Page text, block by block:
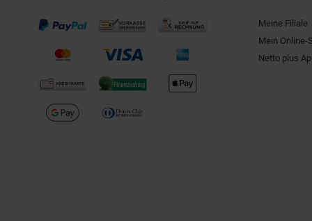
Meine Filiale
Mein Online-
Netto plus